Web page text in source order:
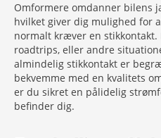
Omformere omdanner bilens
hvilket giver dig mulighed for
normalt kræver en
roadtrips, eller andre
almindelig stikkontakt er
bekvemme med en kvalitets
er du sikret en pålidelig
befinder dig.